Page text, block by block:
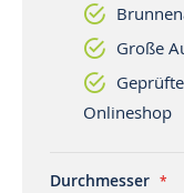
Große
Onlineshop
Durchmesser